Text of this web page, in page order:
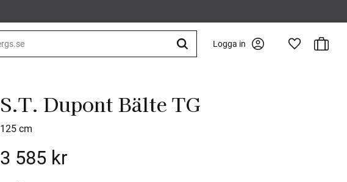
Logga in Favoriter
S.T. Dupont Bälte TG
125 cm
3 585kr